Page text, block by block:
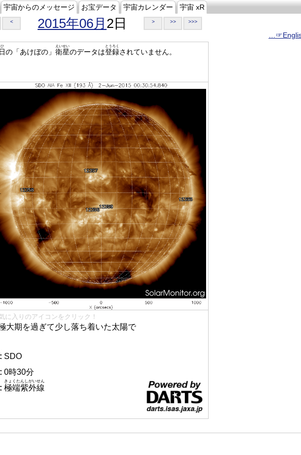
宇宙からのメッセージ お宝データ 宇宙カレンダー 宇宙 xR
< 2015年06月 2日 > >> >>>
日
ひ
の「あけぼの」 衛星
えいせい
のデータは登録
とうろく
されていません。
に入りのアイコンをクリック！
大期を過ぎて少し落ち着いた太陽で
: SDO
: 0時30分
: 極端紫外線
きょくたんしがいせん